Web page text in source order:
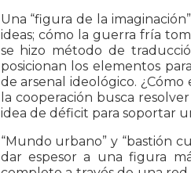
Una “figura de la
ideas; cómo la guerra fría
se hizo método de
posicionan los elementos
de arsenal ideológico.
la cooperación busca
idea de déficit para soportar
“Mundo urbano” y “bastión
dar espesor a una figura